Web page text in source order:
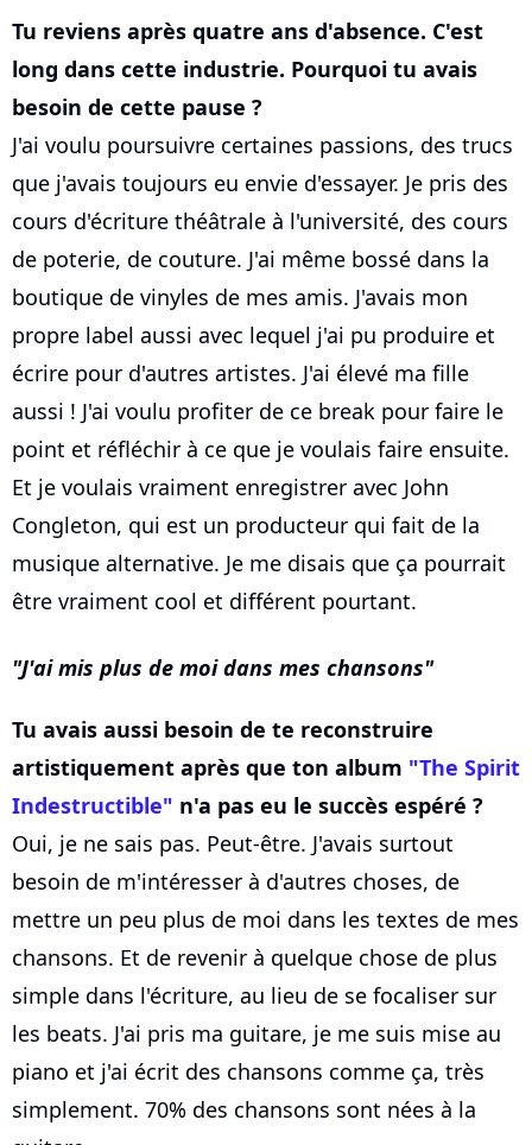
Tu reviens après quatre ans d'absence. C'est
long dans cette industrie. Pourquoi tu avais
besoin de cette pause ?
J'ai voulu poursuivre certaines passions, des trucs
que j'avais toujours eu envie d'essayer. Je pris des
cours d'écriture théâtrale à l'université, des cours
de poterie, de couture. J'ai même bossé dans la
boutique de vinyles de mes amis. J'avais mon
propre label aussi avec lequel j'ai pu produire et
écrire pour d'autres artistes. J'ai élevé ma fille
aussi ! J'ai voulu profiter de ce break pour faire le
point et réfléchir à ce que je voulais faire ensuite.
Et je voulais vraiment enregistrer avec John
Congleton, qui est un producteur qui fait de la
musique alternative. Je me disais que ça pourrait
être vraiment cool et différent pourtant.
J'ai mis plus de moi dans mes chansons
Tu avais aussi besoin de te reconstruire
artistiquement après que ton album "The Spirit
Indestructible" n'a pas eu le succès espéré ?
Oui, je ne sais pas. Peut-être. J'avais surtout
besoin de m'intéresser à d'autres choses, de
mettre un peu plus de moi dans les textes de mes
chansons. Et de revenir à quelque chose de plus
simple dans l'écriture, au lieu de se focaliser sur
les beats. J'ai pris ma guitare, je me suis mise au
piano et j'ai écrit des chansons comme ça, très
simplement. 70% des chansons sont nées à la